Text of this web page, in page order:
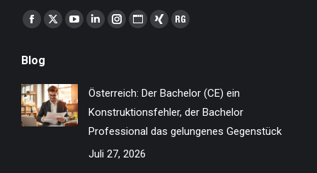
Finden Sie uns auf:
Facebook
opens
in
new
window
X
in
new
window
YouTube
in
new
window
Linkedin
new
window
Instagram
new
window
Website
new
window
XING
new
window
ResearchGate
new
window
Blog
Österreich: Der Bachelor (CE) ein
Konstruktionsfehler, der Bachelor
Professional das gelungenes Gegenstück
Juli 27, 2026